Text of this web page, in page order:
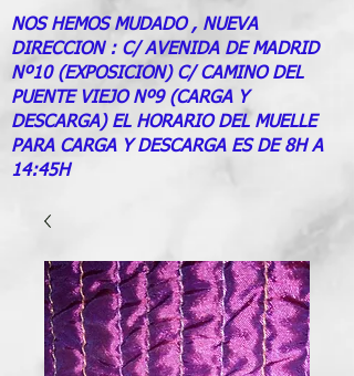
NOS HEMOS MUDADO , NUEVA
DIRECCION : C/ AVENIDA DE MADRID
Nº10 (EXPOSICION) C/ CAMINO DEL
PUENTE VIEJO Nº9 (CARGA Y
DESCARGA) EL HORARIO DEL MUELLE
PARA CARGA Y DESCARGA ES DE 8H A
14:45H